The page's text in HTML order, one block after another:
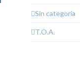
Sin categoría
T.O.A.